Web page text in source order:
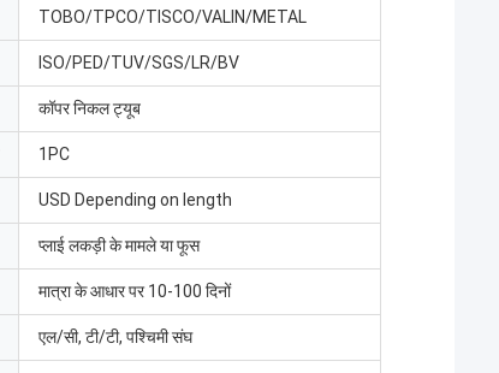
TOBO/TPCO/TISCO/VALIN/METAL
ISO/PED/TUV/SGS/LR/BV
कॉपर निकल ट्यूब
1PC
USD Depending on length
प्लाई लकड़ी के मामले या फूस
मात्रा के आधार पर 10-100 दिनों
एल/सी, टी/टी, पश्चिमी संघ